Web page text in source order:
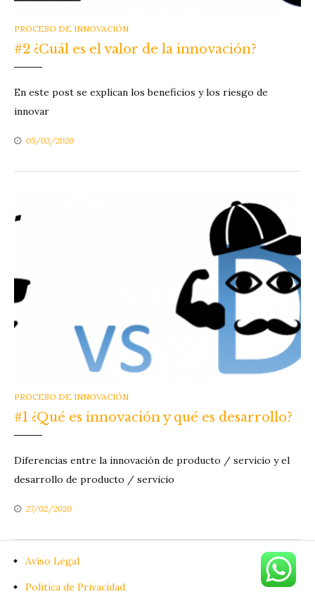
CATEGORIES
PROCESO DE INNOVACIÓN
#2 ¿Cuál es el valor de la innovación?
En este post se explican los beneficios y los riesgo de
innovar
05/03/2020
CATEGORIES
PROCESO DE INNOVACIÓN
#1 ¿Qué es innovación y qué es desarrollo?
Diferencias entre la innovación de producto / servicio y el
desarrollo de producto / servicio
27/02/2020
Aviso Legal
Política de Privacidad